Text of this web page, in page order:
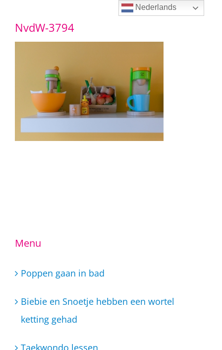
naar
inhoud
NvdW-3794
Menu
Poppen gaan in bad
Biebie en Snoetje hebben een wortel
ketting gehad
Taekwondo lessen
Nederlands